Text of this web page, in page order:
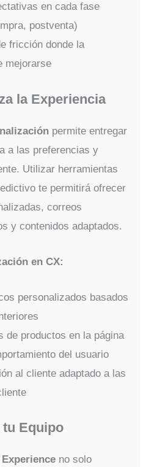
en cada fase
postventa)
fricción donde la
mejorarse
la Experiencia
permite entregar
a las preferencias y
Utilizar herramientas
te permitirá ofrecer
correos
y contenidos adaptados.
en CX:
personalizados basados
de productos en la página
del usuario
al cliente adaptado a las
tu Equipo
no solo